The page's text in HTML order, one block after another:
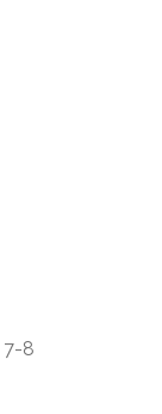
7-8